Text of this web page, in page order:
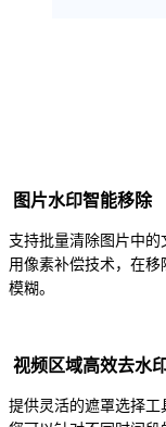
图片水印智能移除
支持批量清除图片中
用像素补偿技术，在
模糊。
视频区域高效去水
提供灵活的遮罩选择工